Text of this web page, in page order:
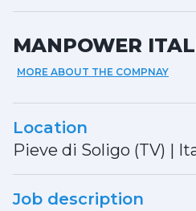
MANPOWER
MORE ABOUT THE COMPNAY
Location
Pieve di Soligo (TV) |
Job description